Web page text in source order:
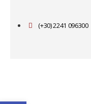
(+30) 2241 096300